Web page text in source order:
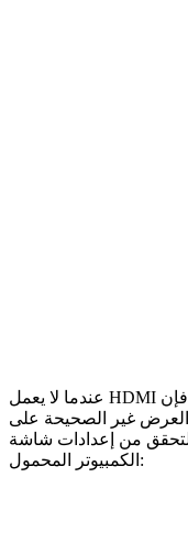
عندما لا يعمل HDMI من الكمبيوتر المحمول إلى التلفزيون ، فإن
العرض غير الصحيحة على
التحقق من إعدادات شاشة
الكمبيوتر المحمول: